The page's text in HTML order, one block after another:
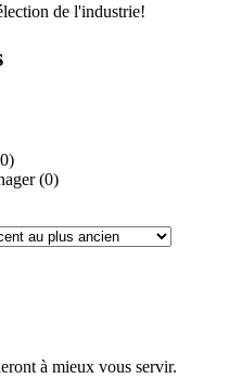
de l'industrie!
(0)
à mieux vous servir.